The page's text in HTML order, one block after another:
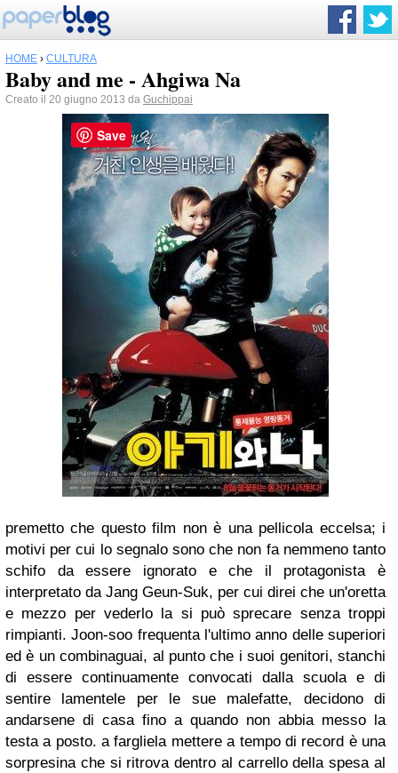
HOME › CULTURA
Baby and me - Ahgiwa Na
Creato il 20 giugno 2013 da Guchippai
premetto che questo film non è una pellicola eccelsa; i
motivi per cui lo segnalo sono che non fa nemmeno tanto
schifo da essere ignorato e che il protagonista è
interpretato da Jang Geun-Suk, per cui direi che un'oretta
e mezzo per vederlo la si può sprecare senza troppi
rimpianti. Joon-soo frequenta l'ultimo anno delle superiori
ed è un combinaguai, al punto che i suoi genitori, stanchi
di essere continuamente convocati dalla scuola e di
sentire lamentele per le sue malefatte, decidono di
andarsene di casa fino a quando non abbia messo la
testa a posto. a fargliela mettere a tempo di record è una
sorpresina che si ritrova dentro al carrello della spesa al
Save